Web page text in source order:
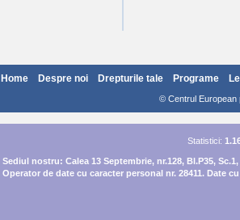
Home Despre noi Drepturile tale Programe
© Centrul European
Statistici:
Sediul nostru: Calea 13 Septembrie, nr.128, Bl.P35,
Operator de date cu caracter personal nr. 28411. Date